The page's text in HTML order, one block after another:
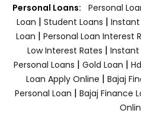
Personal Loans: Personal
Loan | Student Loans | Instant
Loan | Personal Loan Interest
Low Interest Rates | Instant
Personal Loans | Gold Loan |
Loan Apply Online | Bajaj
Personal Loan | Bajaj Finance